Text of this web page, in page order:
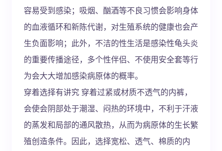
容易受到感染；吸烟、酗酒等不良习惯会影响身体
的血液循环和新陈代谢，对生殖系统的健康也会产
生负面影响；此外，不洁的性生活是感染性龟头炎
的重要传播途径，多个性伴侣、不使用安全套等行
为会大大增加感染病原体的概率。
穿着选择有讲究 穿着过紧或材质不透气的内裤，
会使会阴部处于潮湿、闷热的环境中，不利于汗液
的蒸发和局部的通风散热，从而为病原体的生长繁
殖创造条件。因此，选择宽松、透气、棉质的内